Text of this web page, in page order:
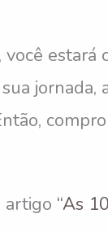
artigo “As